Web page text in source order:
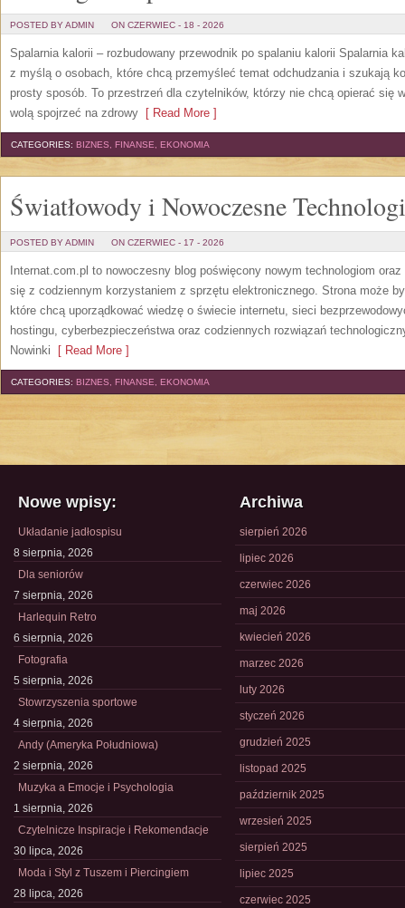
POSTED BY ADMIN ON CZERWIEC - 18 - 2026
Spalarnia kalorii – rozbudowany przewodnik po spalaniu kalorii Spalarnia
z myślą o osobach, które chcą przemyśleć temat odchudzania i szukają
prosty sposób. To przestrzeń dla czytelników, którzy nie chcą opierać się
wolą spojrzeć na zdrowy [ Read More ]
CATEGORIES: BIZNES, FINANSE, EKONOMIA
Światłowody i Nowoczesne
POSTED BY ADMIN ON CZERWIEC - 17 - 2026
Internat.com.pl to nowoczesny blog poświęcony nowym technologiom
się z codziennym korzystaniem z sprzętu elektronicznego. Strona może
które chcą uporządkować wiedzę o świecie internetu, sieci
hostingu, cyberbezpieczeństwa oraz codziennych rozwiązań
Nowinki [ Read More ]
CATEGORIES: BIZNES, FINANSE, EKONOMIA
Nowe wpisy:
Układanie jadłospisu
8 sierpnia, 2026
Dla seniorów
7 sierpnia, 2026
Harlequin Retro
6 sierpnia, 2026
Fotografia
5 sierpnia, 2026
Stowrzyszenia sportowe
4 sierpnia, 2026
Andy (Ameryka Południowa)
2 sierpnia, 2026
Muzyka a Emocje i Psychologia
1 sierpnia, 2026
Czytelnicze Inspiracje i Rekomendacje
30 lipca, 2026
Moda i Styl z Tuszem i Piercingiem
28 lipca, 2026
Archiwa
sierpień 2026
lipiec 2026
czerwiec 2026
maj 2026
kwiecień 2026
marzec 2026
luty 2026
styczeń 2026
grudzień 2025
listopad 2025
październik 2025
wrzesień 2025
sierpień 2025
lipiec 2025
czerwiec 2025